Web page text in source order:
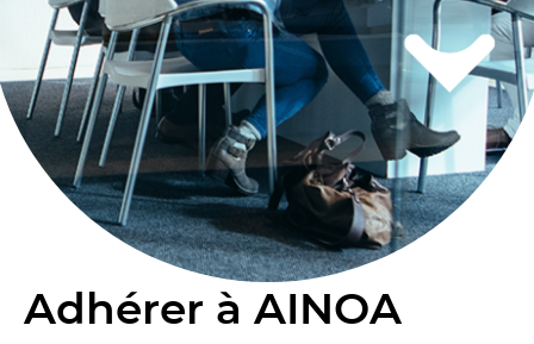
Adhérer à AINOA